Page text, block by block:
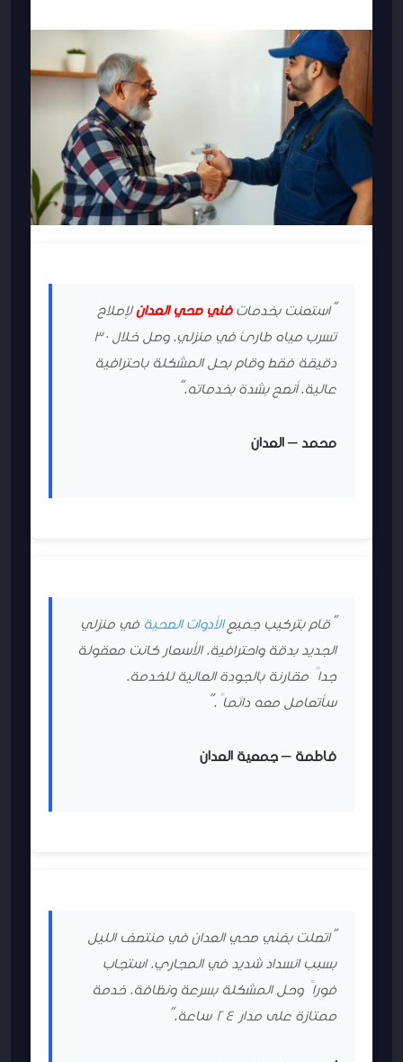
“استعنت بخدماتفني صحي العدانلإصلاح
تسرب مياه طارئ في منزلي. وصل خلال 30
دقيقة فقط وقام بحل المشكلة باحترافية
عالية. أنصح بشدة بخدماته.”
محمد – العدان
“قام بتركيب جميعالأدوات الصحية في منزلي
الجديد بدقة واحترافية. الأسعار كانت معقولة
جداً مقارنة بالجودة العالية للخدمة.
سأتعامل معه دائماً.”
فاطمة – جمعية العدان
“اتصلت بفني صحي العدان في منتصف الليل
بسبب انسداد شديد في المجاري. استجاب
فوراً وحل المشكلة بسرعة ونظافة. خدمة
ممتازة على مدار 24 ساعة.”